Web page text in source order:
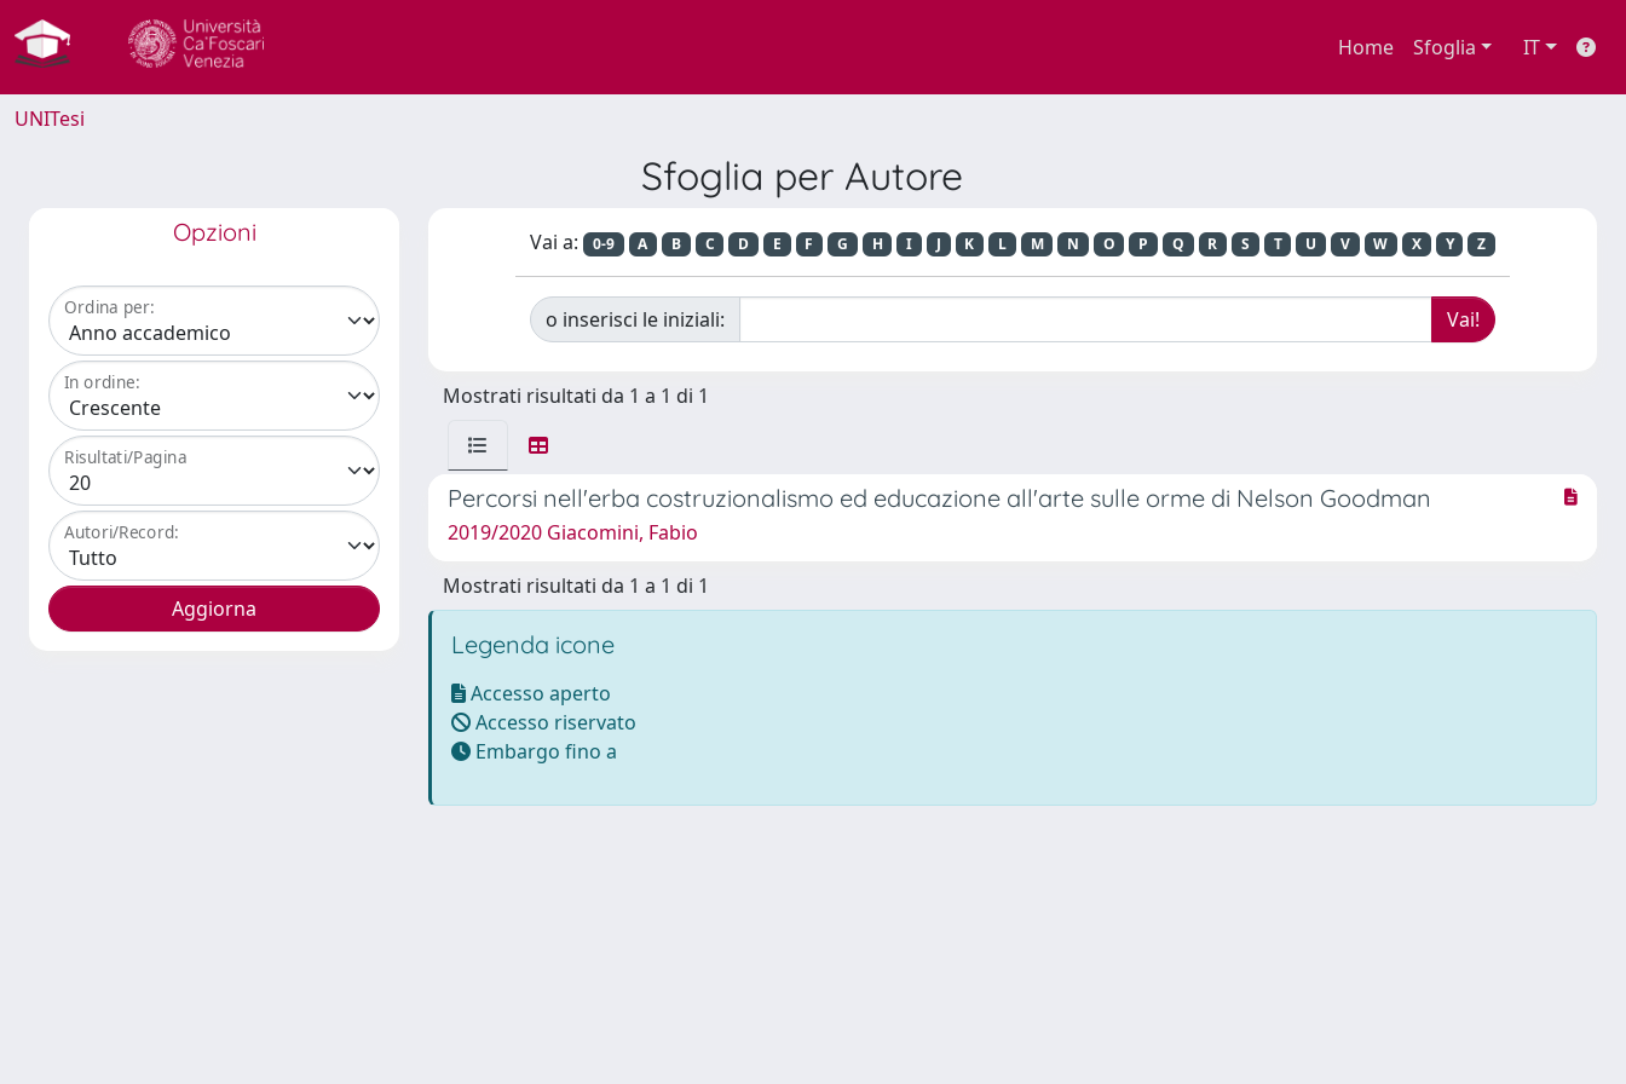
Home Sfoglia IT
UNITesi
Sfoglia per Autore
Opzioni
Ordina per:
In ordine:
Risultati/Pagina
Autori/Record:
Vai a: 0-9 A B C D E F G H I J K L M N O P Q R S T U V W X Y Z
o inserisci le iniziali:
Mostrati risultati da 1 a 1 di 1
Percorsi nell'erba costruzionalismo ed educazione all'arte sulle orme di Nelson Goodman
2019/2020 Giacomini, Fabio
Mostrati risultati da 1 a 1 di 1
Legenda icone
Accesso aperto
Accesso riservato
Embargo fino a